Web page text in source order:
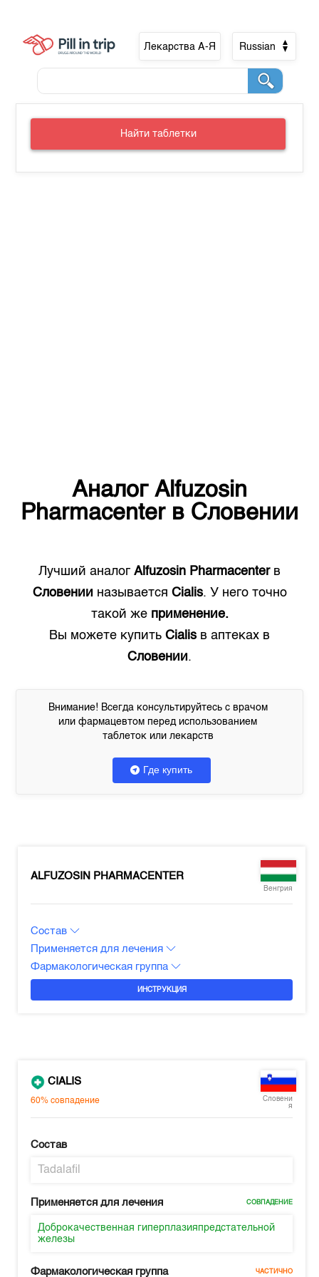
Лекарства А-Я Russian
Найти таблетки
Аналог Alfuzosin
Pharmacenterв Словении
Лучший аналог Alfuzosin Pharmacenterв
Словении называется Cialis. У него точно
такой же применение.
Вы можете купить Cialis в аптеках в
Словении.
Внимание! Всегда консультируйтесь с врачом
или фармацевтом перед использованием
таблеток или лекарств
Где купить
ALFUZOSIN PHARMACENTER
Венгрия
Состав
Применяется для лечения
Фармакологическая группа
ИНСТРУКЦИЯ
CIALIS
60%совпадение
Словени
я
Состав
Tadalafil
Применяется для лечения СОВПАДЕНИЕ
Доброкачественная гиперплазияпредстательной
железы
Фармакологическая группа ЧАСТИЧНО